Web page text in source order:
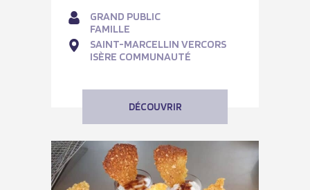
GRAND PUBLIC
FAMILLE
SAINT-MARCELLIN VERCORS
ISÈRE COMMUNAUTÉ
DÉCOUVRIR